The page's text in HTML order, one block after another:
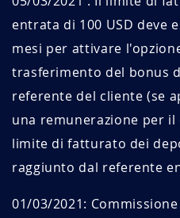
entrata di 100 USD deve
mesi per attivare
trasferimento del bonus
referente del cliente (se
una remunerazione per
limite di fatturato dei
raggiunto dal referente
01/03/2021: